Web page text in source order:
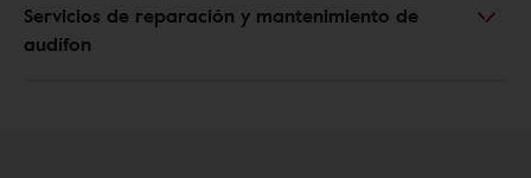
Servicios de reparación y mantenimiento de
audífon